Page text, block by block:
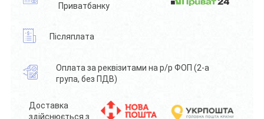
Приватбанку
Післяплата
Оплата за реквізитами на р/р ФОП (2-а
група, без ПДВ)
Доставка
здійснюється з